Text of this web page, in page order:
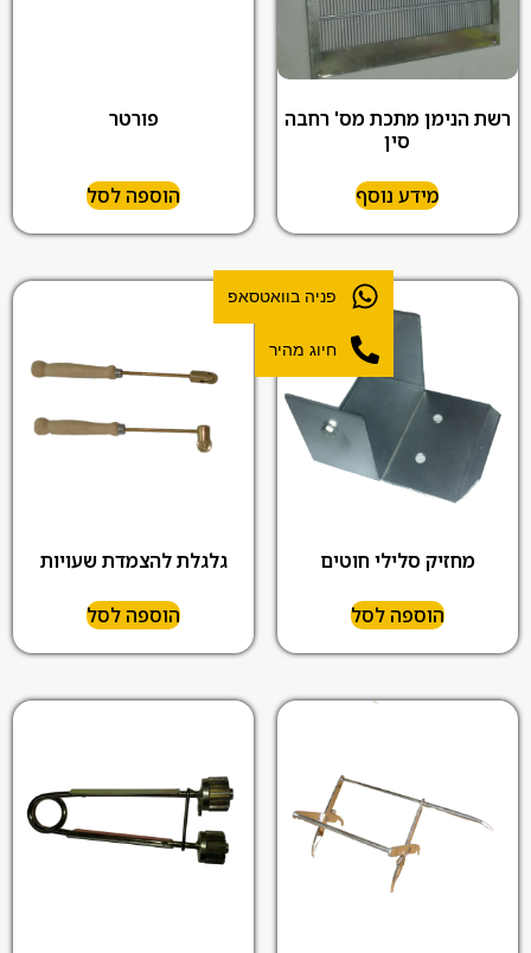
רשת הנימן מתכת מס' רחבה
סין
מידע נוסף
פורטר
הוספה לסל
מחזיק סלילי חוטים
הוספה לסל
גלגלת להצמדת שעויות
הוספה לסל
פניה בוואטסאפ
חיוג מהיר